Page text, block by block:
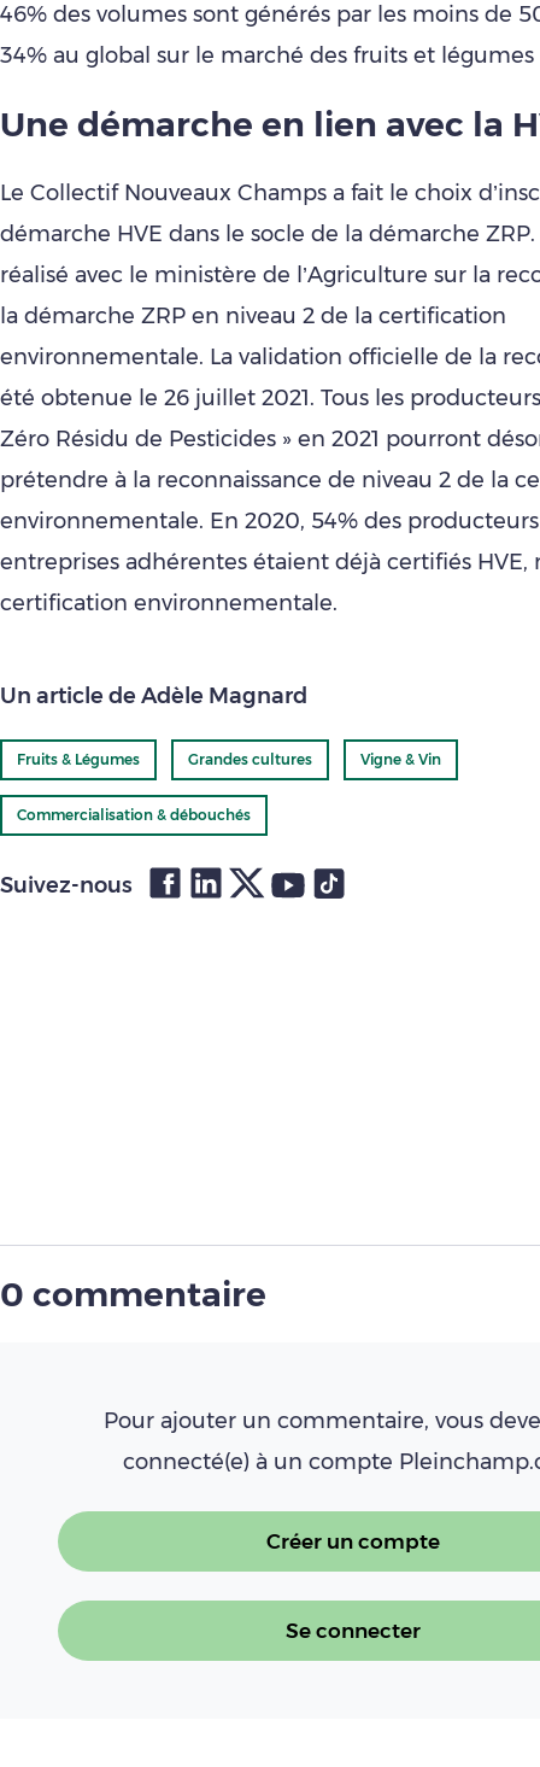
46% des volumes sont générés par les moins de
34% au global sur le marché des fruits et légumes
Une démarche en lien avec la
Le Collectif Nouveaux Champs a fait le choix
démarche HVE dans le socle de la démarche
réalisé avec le ministère de l’Agriculture sur la
la démarche ZRP en niveau 2 de la certification
environnementale. La validation officielle de la
été obtenue le 26 juillet 2021. Tous les
Zéro Résidu de Pesticides » en 2021 pourront
prétendre à la reconnaissance de niveau 2 de la
environnementale. En 2020, 54% des
entreprises adhérentes étaient déjà certifiés HVE,
certification environnementale.
Un article de Adèle Magnard
Fruits & Légumes Grandes cultures Vigne & Vin
Commercialisation & débouchés
Suivez-nous
0 commentaire
Pour ajouter un commentaire, vous
connecté(e) à un compte
Créer un compte
Se connecter